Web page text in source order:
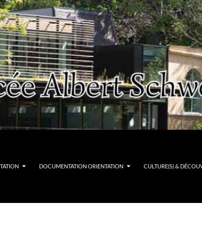
DOCUMENTATION ORIENTATION CULTURE(S) &